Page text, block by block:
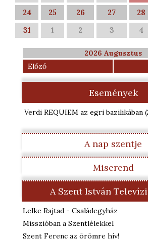
24
25 26 27 28
31
1 2 3 4
2026 Augusztus
Előző
Események
Verdi REQUIEM az egri bazilikában
A nap szentje
Miserend
A Szent István
Lelke Rajtad - Családegyház
Misszióban a Szentlélekkel
Szent Ferenc az örömre hív!